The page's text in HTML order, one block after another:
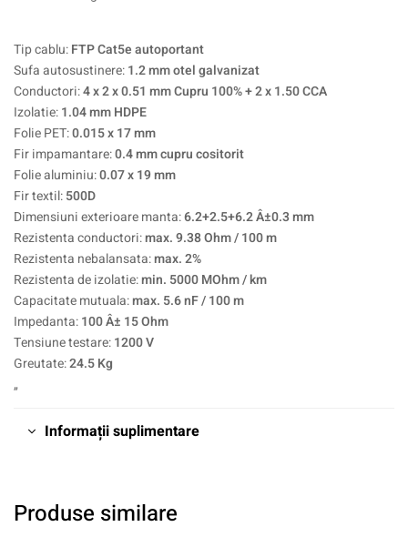
Tip cablu:FTP Cat5e autoportant
Sufa autosustinere:1.2 mm otel galvanizat
Conductori:4 x 2 x 0.51 mm Cupru 100% + 2 x 1.50 CCA
Izolatie:1.04 mm HDPE
Folie PET:0.015 x 17 mm
Fir impamantare:0.4 mm cupru cositorit
Folie aluminiu:0.07 x 19 mm
Fir textil:500D
Dimensiuni exterioare manta:6.2+2.5+6.2 Â±0.3 mm
Rezistenta conductori:max. 9.38 Ohm / 100 m
Rezistenta nebalansata:max. 2%
Rezistenta de izolatie:min. 5000 MOhm / km
Capacitate mutuala:max. 5.6 nF / 100 m
Impedanta:100 Â± 15 Ohm
Tensiune testare:1200 V
Greutate:24.5 Kg
„
Informații suplimentare
Produse similare